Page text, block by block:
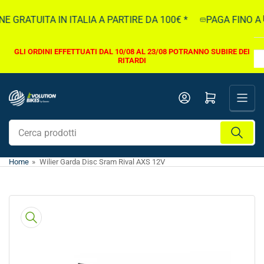
direttamente
contenuti
GRATUITA IN ITALIA A PARTIRE DA 100€ * PAGA FINO A
GLI ORDINI EFFETTUATI DAL 10/08 AL 23/08 POTRANNO SUBIRE DEI
RITARDI
Cerca
prodotti
Apri il mini carrello
Home » Wilier Garda Disc Sram Rival AXS 12V
direttamente